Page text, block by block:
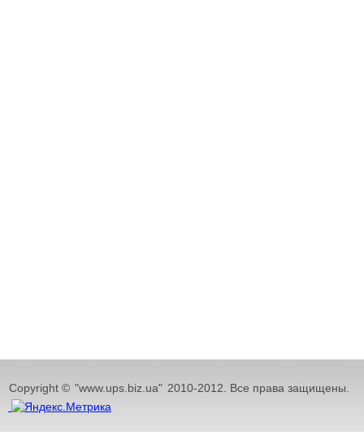
Copyright © "www.ups.biz.ua" 2010-2012. Все права защищены.